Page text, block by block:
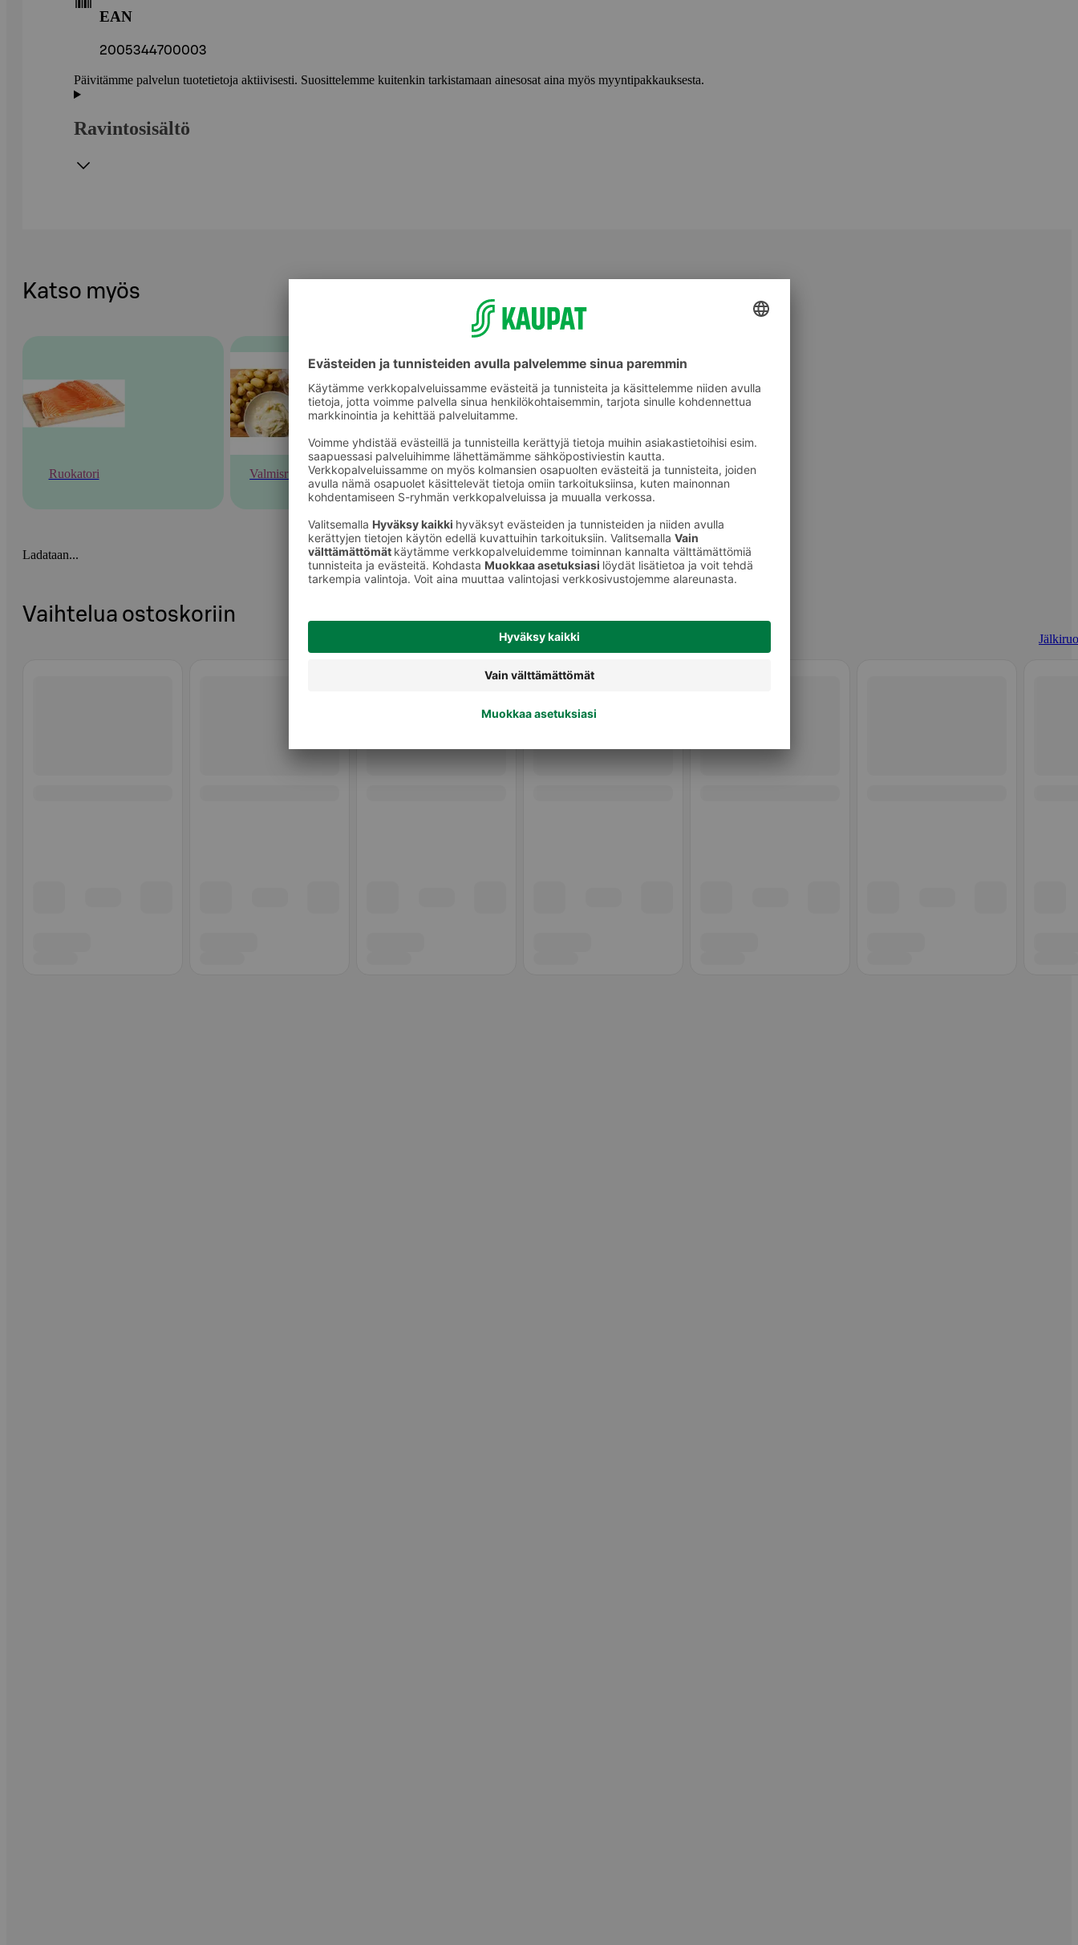
EAN
2005344700003
Päivitämme palvelun tuotetietoja aktiivisesti. Suosittelemme kuitenkin tarkistamaan ainesosat aina myös myyntipakkauksesta.
Ravintosisältö
Katso myös
Ruokatori Valmisruoka Jälkiruoat
Ladataan...
Vaihtelua ostoskoriin